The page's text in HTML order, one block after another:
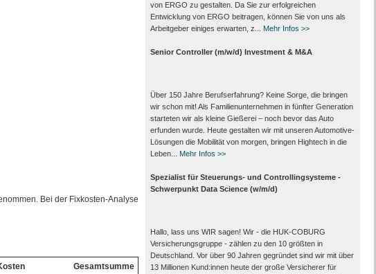
Bei der Fixkosten-Analyse
Gesamtsumme
von ERGO zu gestalten. Da Sie zur erfolgreichen
Entwicklung von ERGO beitragen, können Sie von uns als
Arbeitgeber einiges erwarten, z...
Mehr Infos >>
Senior Controller (m/w/d) Investment & M&A
Über 150 Jahre Berufserfahrung? Keine Sorge, die bringen
wir schon mit! Als Familienunternehmen in fünfter Generation
starteten wir als kleine Gießerei – noch bevor das Auto
erfunden wurde. Heute gestalten wir mit unseren Automotive-
Lösungen die Mobilität von morgen, bringen Hightech in die
Leben...
Mehr Infos >>
Spezialist für Steuerungs- und Controllingsysteme -
Schwerpunkt Data Science (w/m/d)
Hallo, lass uns WIR sagen! Wir - die HUK-COBURG
Versicherungsgruppe - zählen zu den 10 größten in
Deutschland. Vor über 90 Jahren gegründet sind wir mit über
13 Millionen Kund:innen heute der große Versicherer für